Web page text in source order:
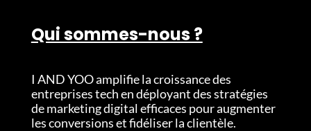
Qui sommes-nous ?
I AND YOO amplifie la croissance des
entreprises tech en déployant des stratégies
de marketing digital efficaces pour augmenter
les conversions et fidéliser la clientèle.